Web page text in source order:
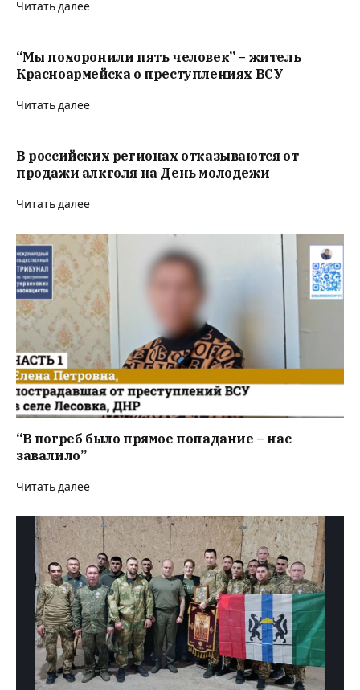
Читать далее
“Мы похоронили пять человек” – житель
Красноармейска о преступлениях ВСУ
Читать далее
В российских регионах отказываются от
продажи алкголя на День молодежи
Читать далее
“В погреб было прямое попадание – нас
завалило”
Читать далее